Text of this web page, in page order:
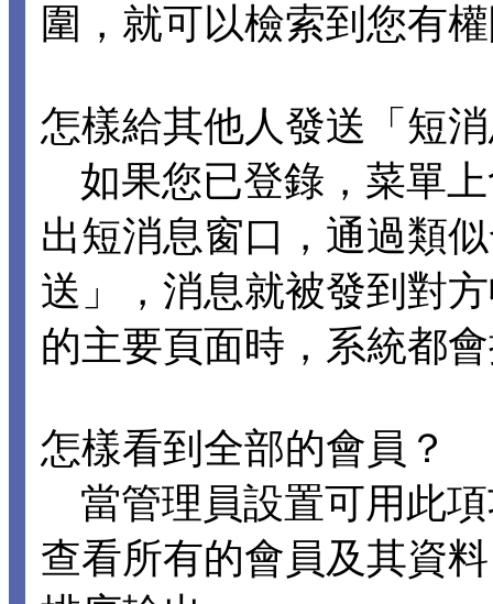
圍，就可以檢索到您有
怎樣給其他人發送「短
如果您已登錄，菜單
出短消息窗口，通過類
送」，消息就被發到對
的主要頁面時，系統都
怎樣看到全部的會員？
當管理員設置可用此
查看所有的會員及其資